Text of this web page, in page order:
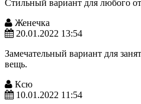
Стильный вариант для любого
Женечка
20.01.2022 13:54
Замечательный вариант для
вещь.
Ксю
10.01.2022 11:54